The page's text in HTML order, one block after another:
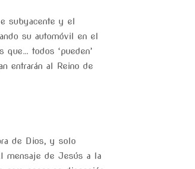
subyacente y el
su automóvil en el
todos ‘pueden’
entrarán al Reino de
de Dios, y solo
mensaje de Jesús a la